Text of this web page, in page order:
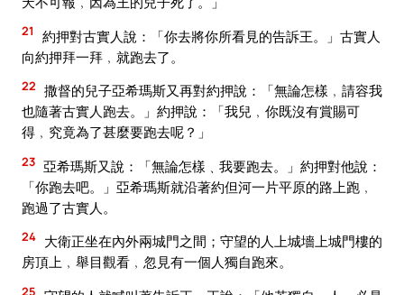
21
約押對古實人說：「你去將你所看見的告訴王。」古實人
向約押拜一拜﹐就跑去了。
22 撒督的兒子亞希瑪斯又再對約押說：「無論怎樣﹐請容我
也隨著古實人跑去。」約押說：「我兒﹐你既沒有賞賜可
得﹐究竟為了甚麼要跑去呢？」
23 亞希瑪斯又說：「無論怎樣﹑我要跑去。」約押對他說：
「你跑去吧。」亞希瑪斯就沿著約但河一片平原的路上跑﹐
跑過了古實人。
24 大衛正坐在內外兩城門之間；守望的人上城墻上城門樓的
房頂上﹐舉目觀看﹐忽見有一個人獨自跑來。
25